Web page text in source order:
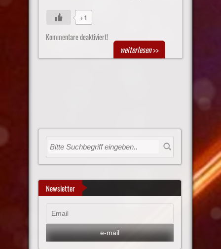
+1
Kommentare deaktiviert!
weiterlesen>>
Newsletter